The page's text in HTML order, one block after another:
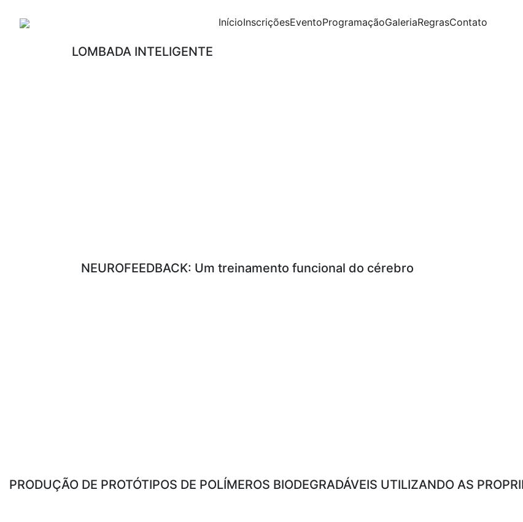
InícioInscriçõesEventoProgramaçãoGaleriaRegrasContato
LOMBADA INTELIGENTE
NEUROFEEDBACK: Um treinamento funcional do cérebro
PRODUÇÃO DE PROTÓTIPOS DE POLÍMEROS BIODEGRADÁVEIS UTILIZANDO AS